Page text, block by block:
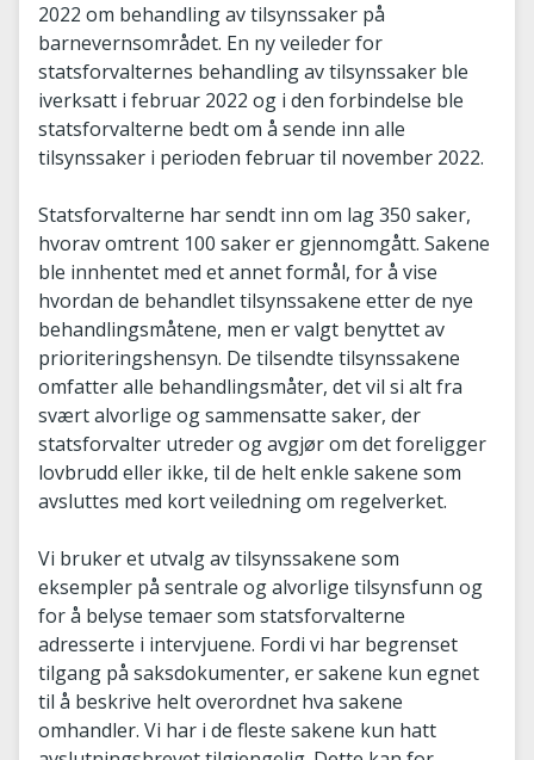
2022 om behandling av tilsynssaker på
barnevernsområdet. En ny veileder for
statsforvalternes behandling av tilsynssaker ble
iverksatt i februar 2022 og i den forbindelse ble
statsforvalterne bedt om å sende inn alle
tilsynssaker i perioden februar til november 2022.
Statsforvalterne har sendt inn om lag 350 saker,
hvorav omtrent 100 saker er gjennomgått. Sakene
ble innhentet med et annet formål, for å vise
hvordan de behandlet tilsynssakene etter de nye
behandlingsmåtene, men er valgt benyttet av
prioriteringshensyn. De tilsendte tilsynssakene
omfatter alle behandlingsmåter, det vil si alt fra
svært alvorlige og sammensatte saker, der
statsforvalter utreder og avgjør om det foreligger
lovbrudd eller ikke, til de helt enkle sakene som
avsluttes med kort veiledning om regelverket.
Vi bruker et utvalg av tilsynssakene som
eksempler på sentrale og alvorlige tilsynsfunn og
for å belyse temaer som statsforvalterne
adresserte i intervjuene. Fordi vi har begrenset
tilgang på saksdokumenter, er sakene kun egnet
til å beskrive helt overordnet hva sakene
omhandler. Vi har i de fleste sakene kun hatt